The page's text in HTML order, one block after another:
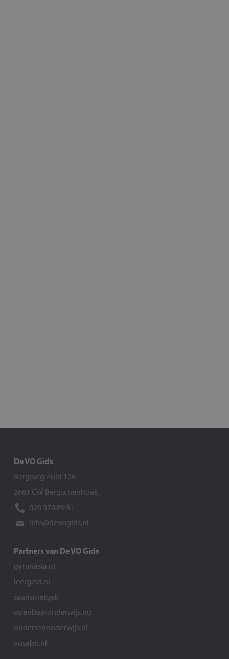
De VO Gids
Bergweg Zuid 126
2661 CW Bergschenhoek
020 570 89 81
info@devogids.nl
Partners van De VO Gids
gymnasia.nl
leergeld.nl
saarisnietgek
openbaaronderwijs.nu
oudersenonderwijs.nl
vosabb.nl